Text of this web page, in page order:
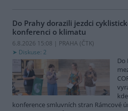
Do Prahy dorazili jezdci
konferenci o klimatu
6.8.2026 15:08 | PRAHA (ČTK)
Diskuse: 2
Do
konference smluvních stran Rámcové